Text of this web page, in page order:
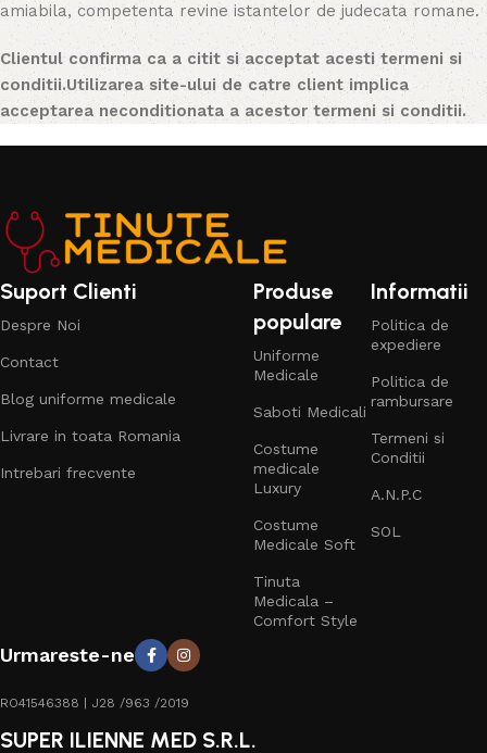
amiabila, competenta revine istantelor de judecata romane.
Clientul confirma ca a citit si acceptat acesti termeni si
conditii.Utilizarea site-ului de catre client implica
acceptarea neconditionata a acestor termeni si conditii.
Suport Clienti
Despre Noi
Contact
Blog uniforme medicale
Livrare in toata Romania
Intrebari frecvente
Produse
populare
Uniforme
Medicale
Saboti Medicali
Costume
medicale
Luxury
Costume
Medicale Soft
Tinuta
Medicala –
Comfort Style
Informatii
Politica de
expediere
Politica de
rambursare
Termeni si
Conditii
A.N.P.C
SOL
Urmareste-ne
RO41546388 | J28 /963 /2019
SUPER ILIENNE MED S.R.L.